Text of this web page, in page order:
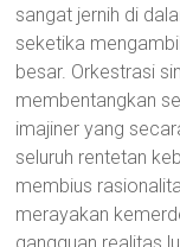
sangat jernih di
seketika
besar. Orkestrasi
membentangkan
imajiner yang
seluruh rentetan
membius
merayakan